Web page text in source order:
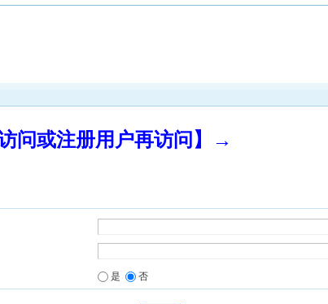
问或注册用户再访问】→
是 否